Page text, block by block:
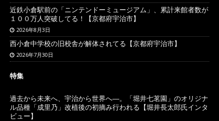
近鉄小倉駅前の「ニンテンドーミュージアム」、累計来館者数が
１００万人突破してる！【京都府宇治市】
2026年8月3日
西小倉中学校の旧校舎が解体されてる【京都府宇治市】
2026年7月30日
特集
過去から未来へ、宇治から世界へ―。「堀井七茗園」のオリジナ
ル品種「成里乃」改植後の初摘み行われる【堀井長太郎氏インタ
ビュー】